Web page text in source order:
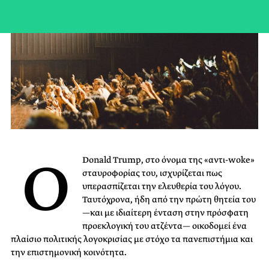
Ο
Donald Trump, στο όνομα της «αντι-woke»
σταυροφορίας του, ισχυρίζεται πως
υπερασπίζεται την ελευθερία του λόγου.
Ταυτόχρονα, ήδη από την πρώτη θητεία του
—και με ιδιαίτερη ένταση στην πρόσφατη
προεκλογική του ατζέντα— οικοδομεί ένα
πλαίσιο πολιτικής λογοκρισίας με στόχο τα πανεπιστήμια και
την επιστημονική κοινότητα.